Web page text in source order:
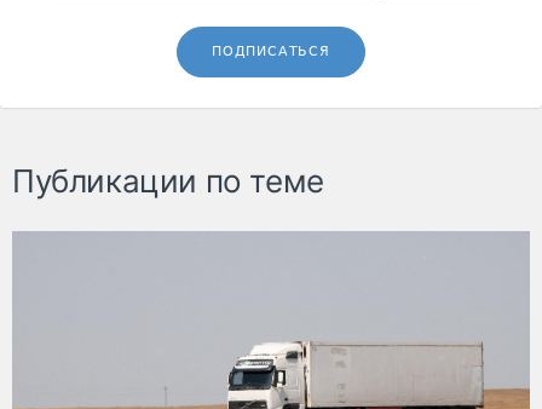
ПОДПИСАТЬСЯ
Публикации по теме